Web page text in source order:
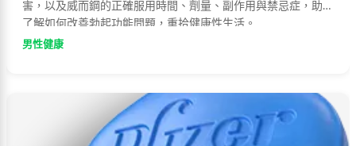
害，以及威而鋼的正確服用時間、劑量、副作用與禁忌症，助您
了解如何改善勃起功能問題，重拾健康性生活。
男性健康